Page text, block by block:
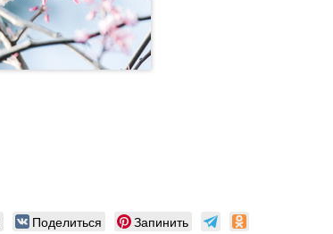
Поделиться Запинить